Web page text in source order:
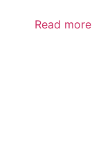
Read more